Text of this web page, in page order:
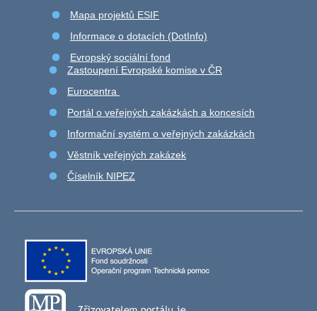
Mapa projektů ESIF
Informace o dotacích (DotInfo)
Evropský sociální fond
Zastoupení Evropské komise v ČR
Eurocentra
Portál o veřejných zakázkách a koncesích
Informační systém o veřejných zakázkách
Věstník veřejných zakázek
Číselník NIPEZ